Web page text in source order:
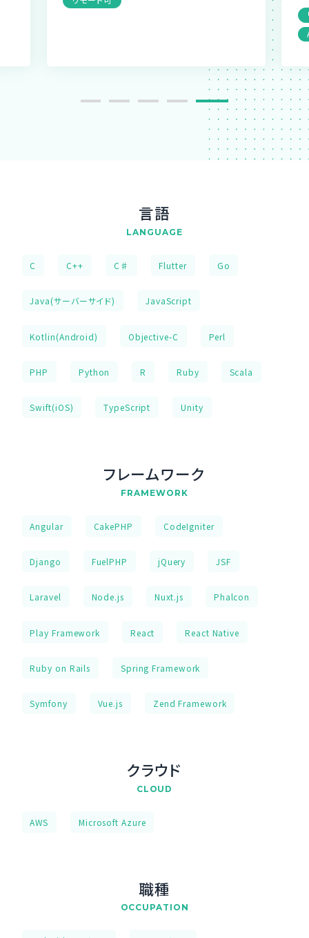
言語
LANGUAGE
C C++ C♯ Flutter Go
Java(サーバーサイド) JavaScript
Kotlin(Android) Objective-C Perl
PHP Python R Ruby Scala
Swift(iOS) TypeScript Unity
フレームワーク
FRAMEWORK
Angular CakePHP CodeIgniter
Django FuelPHP jQuery JSF
Laravel Node.js Nuxt.js Phalcon
Play Framework React React Native
Ruby on Rails Spring Framework
Symfony Vue.js Zend Framework
クラウド
CLOUD
AWS Microsoft Azure
職種
OCCUPATION